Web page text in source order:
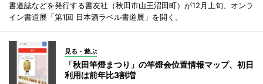
書道誌などを発行する書友社（秋田市山王沼田町）が12月上旬、オンラ
イン書道展「第1回 日本酒ラベル書道展」を開く。
見る・遊ぶ
「秋田竿燈まつり」の竿燈会位置情報マップ、初日
利用は前年比3割増